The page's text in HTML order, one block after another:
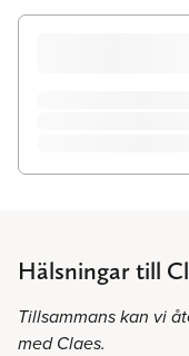
Hälsningar till
Tillsammans kan vi
med Claes.